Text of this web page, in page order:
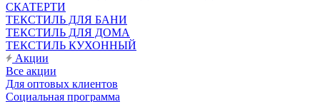
СКАТЕРТИ
ТЕКСТИЛЬ ДЛЯ БАНИ
ТЕКСТИЛЬ ДЛЯ ДОМА
ТЕКСТИЛЬ КУХОННЫЙ
Акции
Все акции
Для оптовых клиентов
Социальная программа